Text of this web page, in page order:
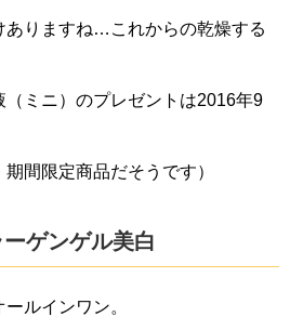
ありますね…これからの乾燥する
ミニ）のプレゼントは2016年9
間限定商品だそうです）
ゲンゲル美白
ルインワン。